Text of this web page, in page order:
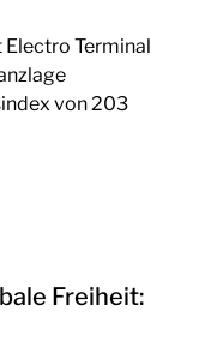
Terminal
von 203
Freiheit: